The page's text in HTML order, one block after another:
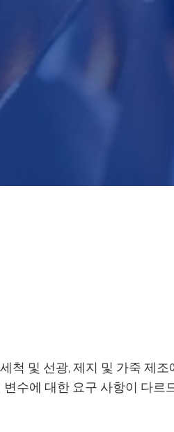
척 및 선광, 제지 및 가죽 제조
수에 대한 요구 사항이 다르